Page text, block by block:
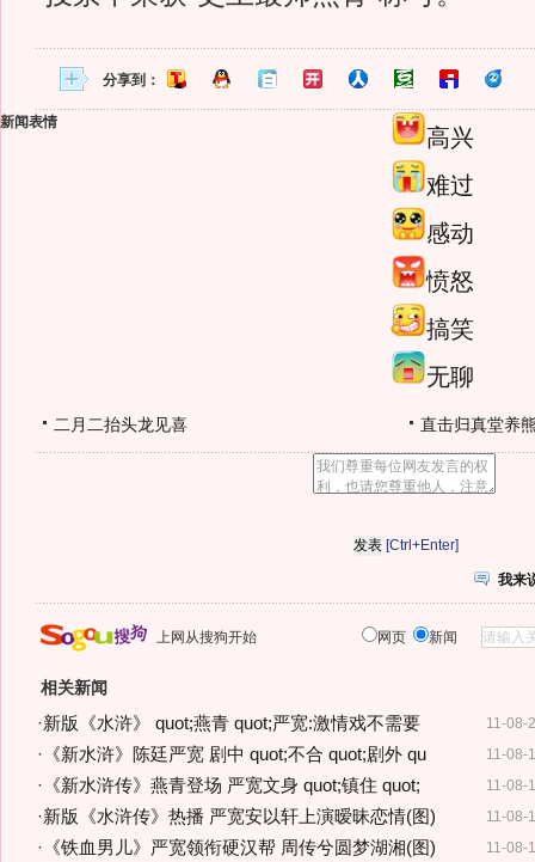
分享到：
新闻表情
高兴
难过
感动
愤怒
搞笑
无聊
二月二抬头龙见喜 直击归真堂养
[Ctrl+Enter]
我来
上网从搜狗开始 网页 新闻
相关新闻
11-08-
·新版《水浒》 quot;燕青 quot;严宽:激情戏不需要
11-08-
· 《新水浒》陈廷严宽 剧中 quot;不合 quot;剧外 qu
11-08-
· 《新水浒传》燕青登场 严宽文身 quot;镇住 quot;
11-08-
·新版《水浒传》热播 严宽安以轩上演暧昧恋情(图)
11-08-
· 《铁血男儿》严宽领衔硬汉帮 周传兮圆梦湖湘(图)